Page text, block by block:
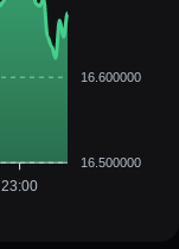
16.600000
16.500000
23:00